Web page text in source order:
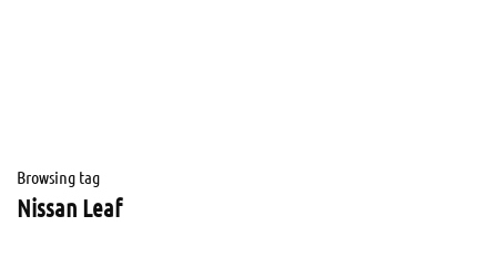
Browsing tag
Nissan Leaf